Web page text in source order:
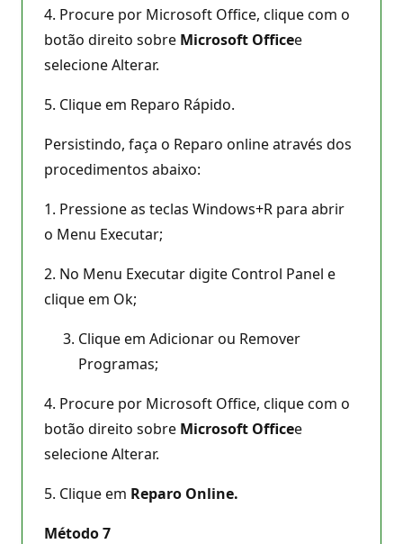
4. Procure por Microsoft Office, clique com o
botão direito sobre Microsoft Officee
selecione Alterar.
5. Clique em Reparo Rápido.
Persistindo, faça o Reparo online através dos
procedimentos abaixo:
1. Pressione as teclas Windows+R para abrir
o Menu Executar;
2. No Menu Executar digite Control Panel e
clique em Ok;
Clique em Adicionar ou Remover
Programas;
4. Procure por Microsoft Office, clique com o
botão direito sobre Microsoft Officee
selecione Alterar.
5. Clique em Reparo Online.
Método 7